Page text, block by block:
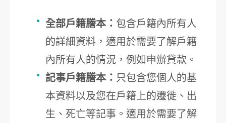
全部戶籍謄本： 包含戶籍內所有人
的詳細資料，適用於需要了解戶籍
內所有人的情況，例如申辦貸款。
記事戶籍謄本： 只包含您個人的基
本資料以及您在戶籍上的遷徙、出
生、死亡等記事。適用於需要了解